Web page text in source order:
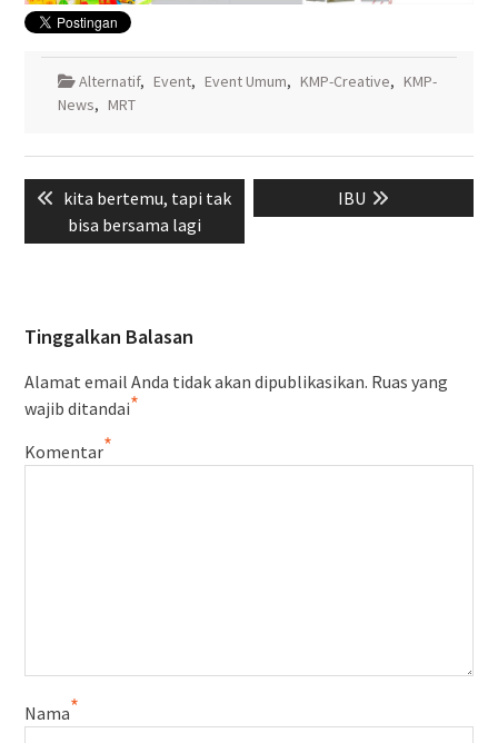
Alternatif, Event, Event Umum, KMP-Creative, KMP-
News, MRT
pos Previous
post:
kita bertemu, tapi tak
bisa bersama lagi
Next
post:
IBU
Tinggalkan Balasan
Alamat email Anda tidak akan dipublikasikan. Ruas yang
wajib ditandai*
Komentar*
Nama*